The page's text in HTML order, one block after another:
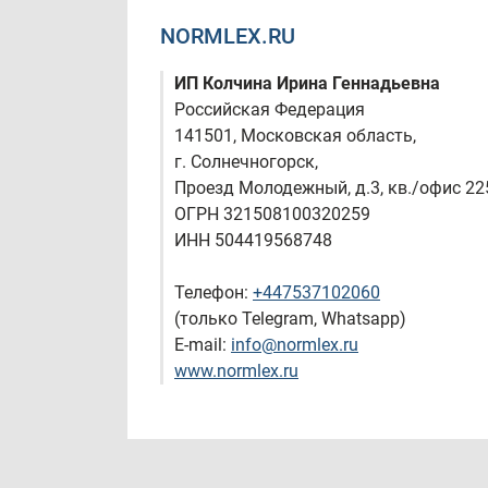
NORMLEX.RU
ИП Колчина Ирина Геннадьевна
Российская Федерация
141501, Московская область,
г. Солнечногорск,
Проезд Молодежный, д.3, кв./офис
ОГРН 321508100320259
ИНН 504419568748
Телефон: +447537102060
(только Telegram, Whatsapp)
E-mail: info@normlex.ru
www.normlex.ru